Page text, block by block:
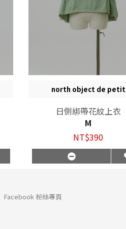
north object de petit
日側綁帶花紋上衣
M
NT$390
Facebook 粉絲專頁